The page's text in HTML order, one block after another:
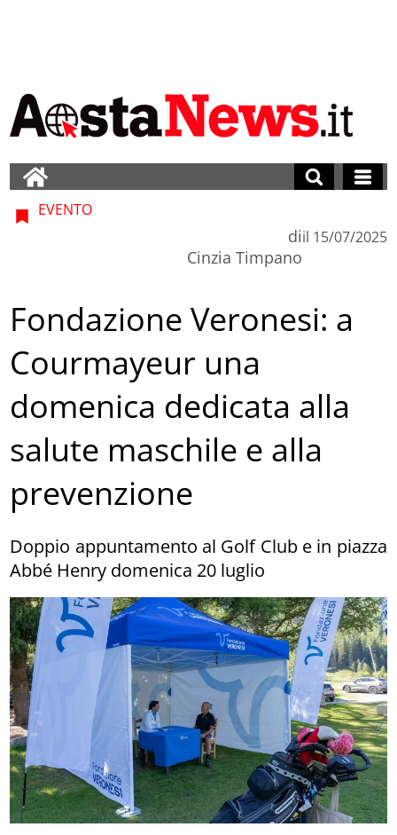
EVENTO
di
Cinzia Timpano
il 15/07/2025
Fondazione Veronesi: a
Courmayeur una
domenica dedicata alla
salute maschile e alla
prevenzione
Doppio appuntamento al Golf Club e in piazza
Abbé Henry domenica 20 luglio